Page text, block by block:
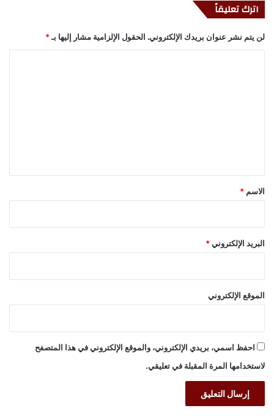
اترك تعليقاً
لن يتم نشر عنوان بريدك الإلكتروني. الحقول الإلزامية مشار إليها بـ *
*
الاسم *
البريد الإلكتروني *
الموقع الإلكتروني
احفظ اسمي، بريدي الإلكتروني، والموقع الإلكتروني في هذا المتصفح
لاستخدامها المرة المقبلة في تعليقي.